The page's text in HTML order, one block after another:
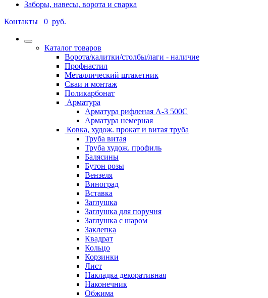
Заборы, навесы, ворота и сварка
Контакты
0 руб.
Каталог товаров
Ворота/калитки/столбы/лаги - наличие
Профнастил
Металлический штакетник
Сваи и монтаж
Поликарбонат
Арматура
Арматура рифленая А-3 500С
Арматура немерная
Ковка, худож. прокат и витая труба
Труба витая
Труба худож. профиль
Балясины
Бутон розы
Вензеля
Виноград
Вставка
Заглушка
Заглушка для поручня
Заглушка с шаром
Заклепка
Квадрат
Кольцо
Корзинки
Лист
Накладка декоративная
Наконечник
Обжима